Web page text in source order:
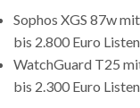
Sophos XGS 87w
bis 2.800 Euro
WatchGuard T25
bis 2.300 Euro